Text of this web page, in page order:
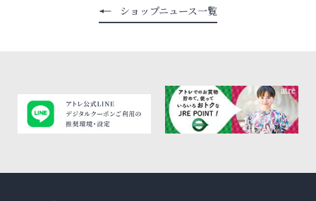
ショップニュース一覧